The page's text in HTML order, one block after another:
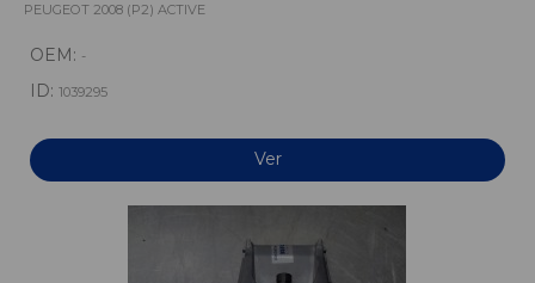
PEUGEOT 2008 (P2) ACTIVE
OEM: -
ID: 1039295
Ver